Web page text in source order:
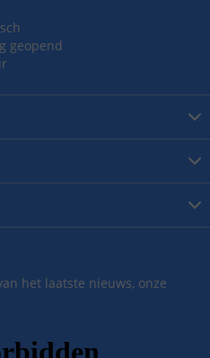
geopend
het laatste nieuws, onze